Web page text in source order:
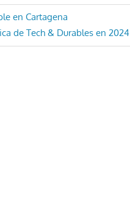
en Cartagena
de Tech & Durables en 2024